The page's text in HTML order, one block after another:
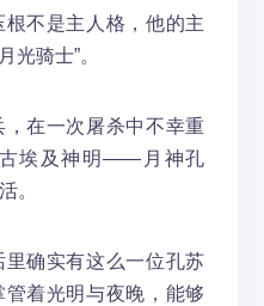
不是主人格，他的主
光骑士”。
在一次屠杀中不幸重
埃及神明——月神孔
。
确实有这么一位孔苏
着光明与夜晚，能够